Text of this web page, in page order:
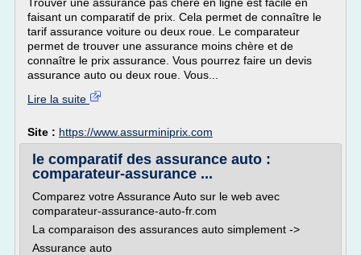
faisant un comparatif de prix. Cela permet de connaître le
tarif assurance voiture ou deux roue. Le comparateur
permet de trouver une assurance moins chère et de
connaître le prix assurance. Vous pourrez faire un devis
assurance auto ou deux roue. Vous...
Lire la suite
Site : https://www.assurminiprix.com
le comparatif des assurance auto :
comparateur-assurance ...
Comparez votre Assurance Auto sur le web avec
comparateur-assurance-auto-fr.com
La comparaison des assurances auto simplement ->
Assurance auto